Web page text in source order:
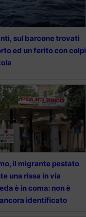
sul barcone trovati
ed un ferito con colpi
il migrante pestato
una rissa in via
è in coma: non è
identificato